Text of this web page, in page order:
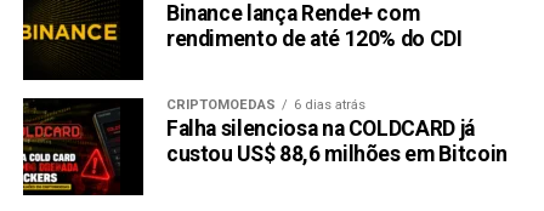
Binance lança Rende+ com
rendimento de até 120% do CDI
CRIPTOMOEDAS 6 dias atrás
Falha silenciosa na COLDCARD já
custou US$ 88,6 milhões em Bitcoin